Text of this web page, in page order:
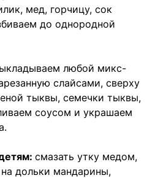
мед, горчицу, сок
до однородной
любой микс-
слайсами, сверху
тыквы, семечки тыквы,
соусом и украшаем
смазать утку медом,
дольки мандарины,